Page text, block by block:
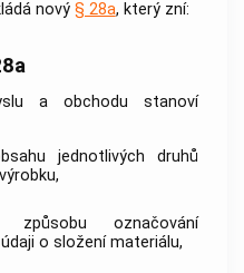
nový § 28a, který zní:
a obchodu stanoví
jednotlivých druhů
označování
o složení materiálu,